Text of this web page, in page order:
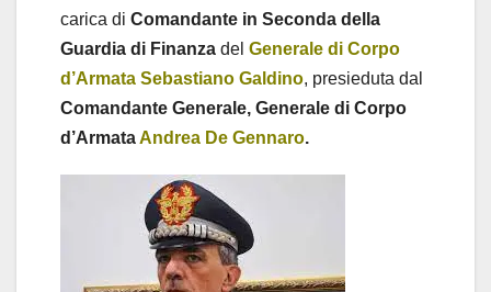
carica di Comandante in Seconda della
Guardia di Finanza del Generale di Corpo
d’Armata Sebastiano Galdino, presieduta dal
Comandante Generale, Generale di Corpo
d’ArmataAndrea De Gennaro.